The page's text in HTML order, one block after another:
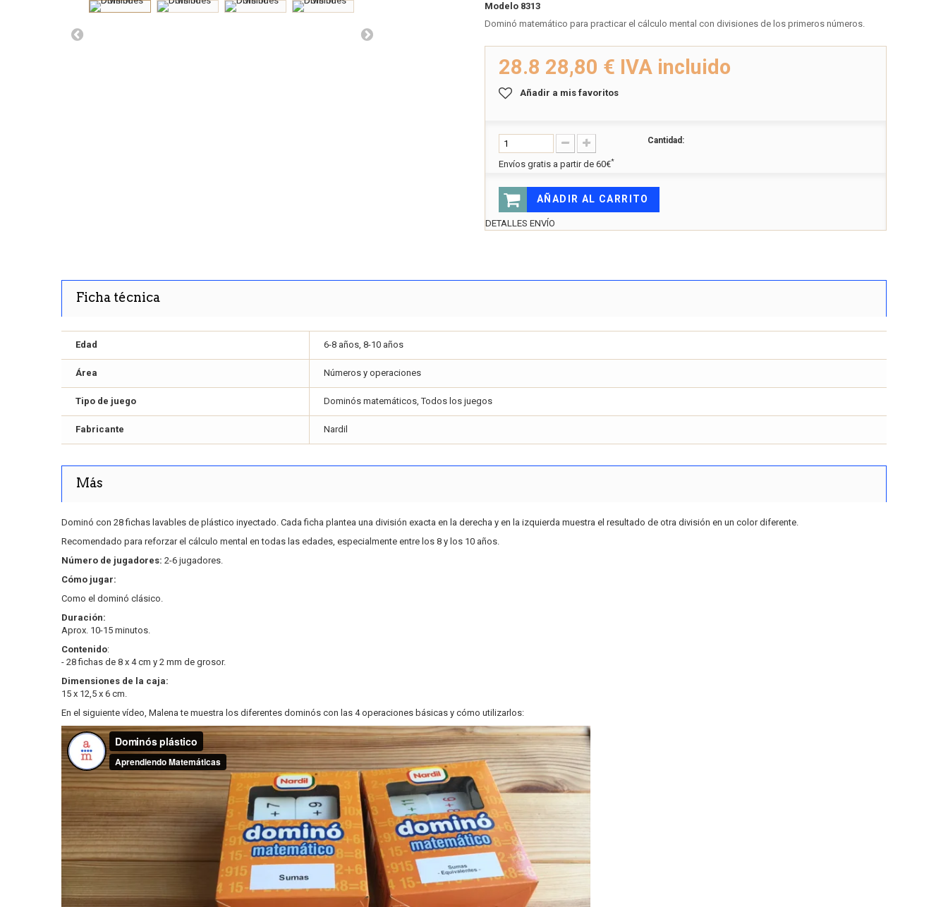
Modelo 8313
Dominó matemático para practicar el cálculo mental con divisiones de los primeros números.
28.8 28,80 € IVA incluido
Añadir a mis favoritos
Cantidad:
Envíos gratis a partir de 60€*
AÑADIR AL CARRITO
DETALLES ENVÍO
Ficha técnica
Edad 6-8 años, 8-10 años
Área Números y operaciones
Tipo de juego Dominós matemáticos, Todos los juegos
Fabricante Nardil
Más
Dominó con 28 fichas lavables de plástico inyectado. Cada ficha plantea una división exacta en la derecha y en la izquierda muestra el resultado de otra división en un color diferente.
Recomendado para reforzar el cálculo mental en todas las edades, especialmente entre los 8 y los 10 años.
Número de jugadores: 2-6 jugadores.
Cómo jugar:
Como el dominó clásico.
Duración:
Aprox. 10-15 minutos.
Contenido:
- 28 fichas de 8 x 4 cm y 2 mm de grosor.
Dimensiones de la caja:
15 x 12,5 x 6 cm.
En el siguiente vídeo, Malena te muestra los diferentes dominós con las 4 operaciones básicas y cómo utilizarlos: